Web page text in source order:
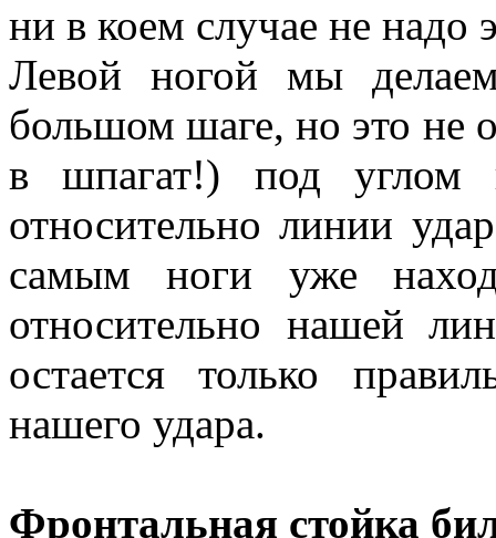
ни в коем случае не надо
Левой ногой мы
большом шаге, но это не
в шпагат!) под углом
относительно линии
самым ноги уже
относительно нашей
остается только
нашего удара.
Фронтальная стойка